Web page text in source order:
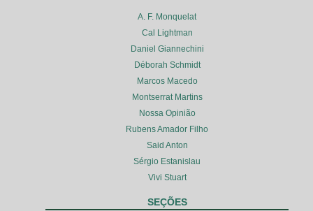
A. F. Monquelat
Cal Lightman
Daniel Giannechini
Déborah Schmidt
Marcos Macedo
Montserrat Martins
Nossa Opinião
Rubens Amador Filho
Said Anton
Sérgio Estanislau
Vivi Stuart
SEÇÕES